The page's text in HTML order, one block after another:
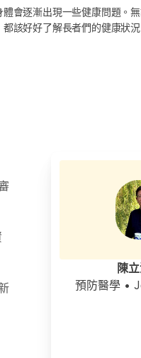
服務的費用，有時他們拒絕接
保險或補助方案，也請告知他
請尋求專業的醫療協助，可能
不會造成太大壓力。這種運
（Neurons）的形成和彼此的
的變化。（同場加映：爬樓梯
也有分類別，其中，大家可試
降低焦慮、改善生活品質、提
行，主要是透過緩和的動作和
深呼吸，過程中身體保持放
若有骨折或關節問題（通常
認自己是否可以做太極拳運
和身體都有幫助，但也建議嘗
醫療專業人士，來找到適合
筋伸展好處多）
會逐漸出現一些健康問題。
該好好了解長者們的健康狀況
下幾點改善方法。 熟齡退化症
心跳較慢），而血管也會老化
。根據研究表示，身高在老了
如糖尿病（Diabetes）就可
為阿茲海默症（Alzheimer’s
、重
應遲緩的徵兆。 運動營養
議不妨從今天起調整生活型態
腸胃術後患者，建議先諮詢
陳
預防醫學 •